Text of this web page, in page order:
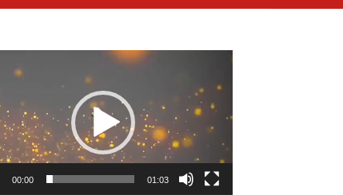
00:00 01:03